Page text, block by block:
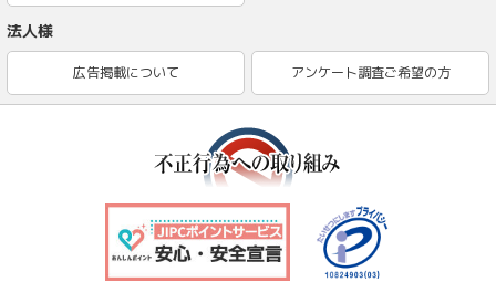
法人様
広告掲載について アンケート調査ご希望の方